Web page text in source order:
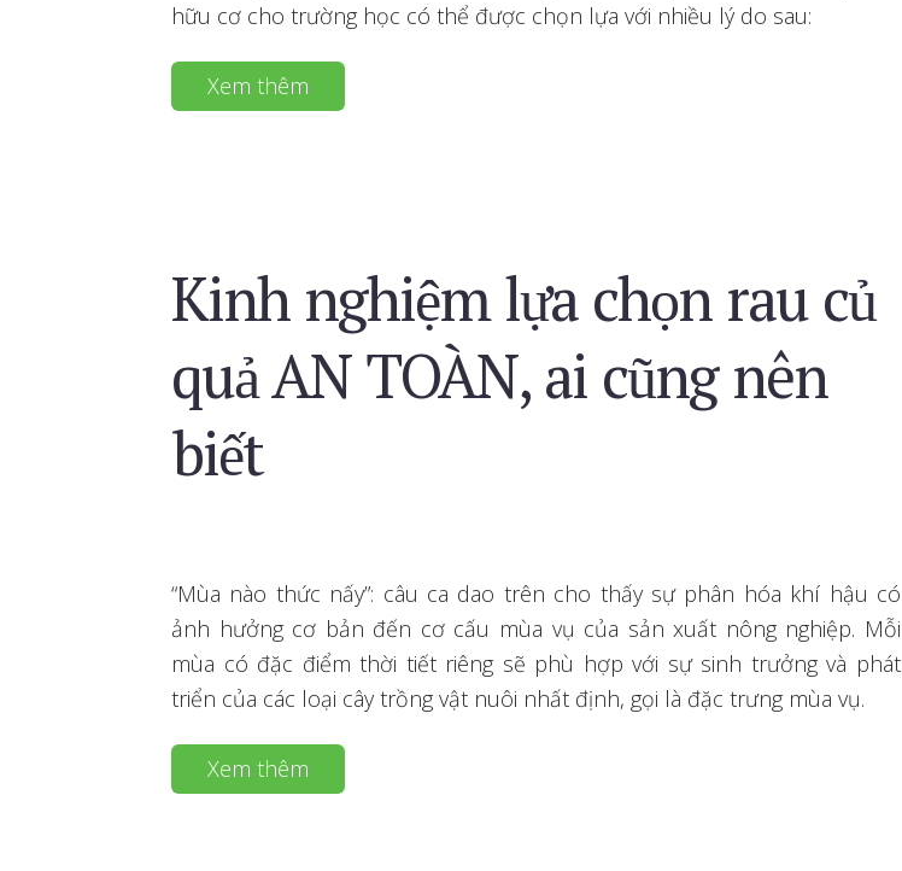
hữu cơ cho trường học có thể được chọn lựa với nhiều lý do sau:
Xem thêm
Kinh nghiệm lựa chọn rau củ
quả AN TOÀN, ai cũng nên
biết
“Mùa nào thức nấy”: câu ca dao trên cho thấy sự phân hóa khí hậu có
ảnh hưởng cơ bản đến cơ cấu mùa vụ của sản xuất nông nghiệp. Mỗi
mùa có đặc điểm thời tiết riêng sẽ phù hợp với sự sinh trưởng và phát
triển của các loại cây trồng vật nuôi nhất định, gọi là đặc trưng mùa vụ.
Xem thêm